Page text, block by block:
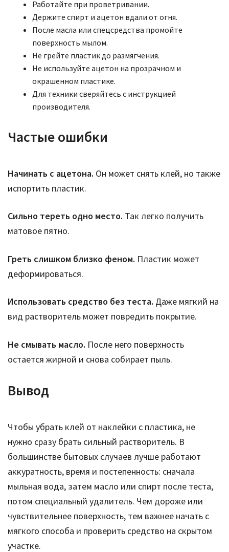
Работайте при проветривании.
Держите спирт и ацетон вдали от огня.
После масла или спецсредства промойте
поверхность мылом.
Не грейте пластик до размягчения.
Не используйте ацетон на прозрачном и
окрашенном пластике.
Для техники сверяйтесь с инструкцией
производителя.
Частые ошибки
Начинать с ацетона. Он может снять клей, но также
испортить пластик.
Сильно тереть одно место. Так легко получить
матовое пятно.
Греть слишком близко феном. Пластик может
деформироваться.
Использовать средство без теста. Даже мягкий на
вид растворитель может повредить покрытие.
Не смывать масло. После него поверхность
остается жирной и снова собирает пыль.
Вывод
Чтобы убрать клей от наклейки с пластика, не
нужно сразу брать сильный растворитель. В
большинстве бытовых случаев лучше работают
аккуратность, время и постепенность: сначала
мыльная вода, затем масло или спирт после теста,
потом специальный удалитель. Чем дороже или
чувствительнее поверхность, тем важнее начать с
мягкого способа и проверить средство на скрытом
участке.